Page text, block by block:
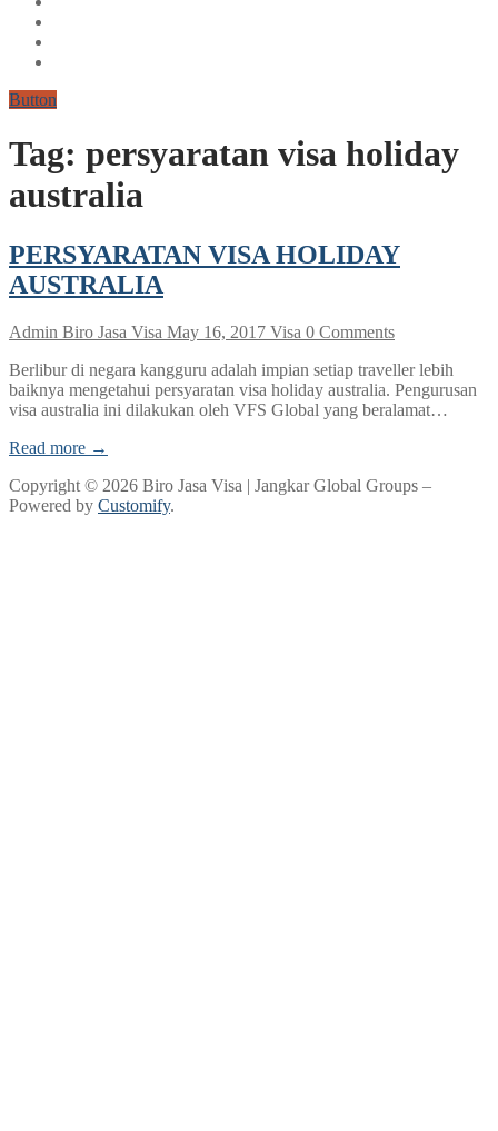
Button
Tag: persyaratan visa holiday
australia
PERSYARATAN VISA HOLIDAY
AUSTRALIA
Admin Biro Jasa Visa May 16, 2017 Visa 0 Comments
Berlibur di negara kangguru adalah impian setiap traveller lebih
baiknya mengetahui persyaratan visa holiday australia. Pengurusan
visa australia ini dilakukan oleh VFS Global yang beralamat…
Read more →
Copyright © 2026 Biro Jasa Visa | Jangkar Global Groups –
Powered by Customify.